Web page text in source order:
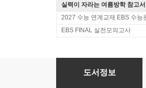
실력이 자라는 여름방학 참고서
2027 수능 연계교재 EBS 수능
EBS FINAL 실전모의고사
지혜로운 수학 언리미티
도서정보